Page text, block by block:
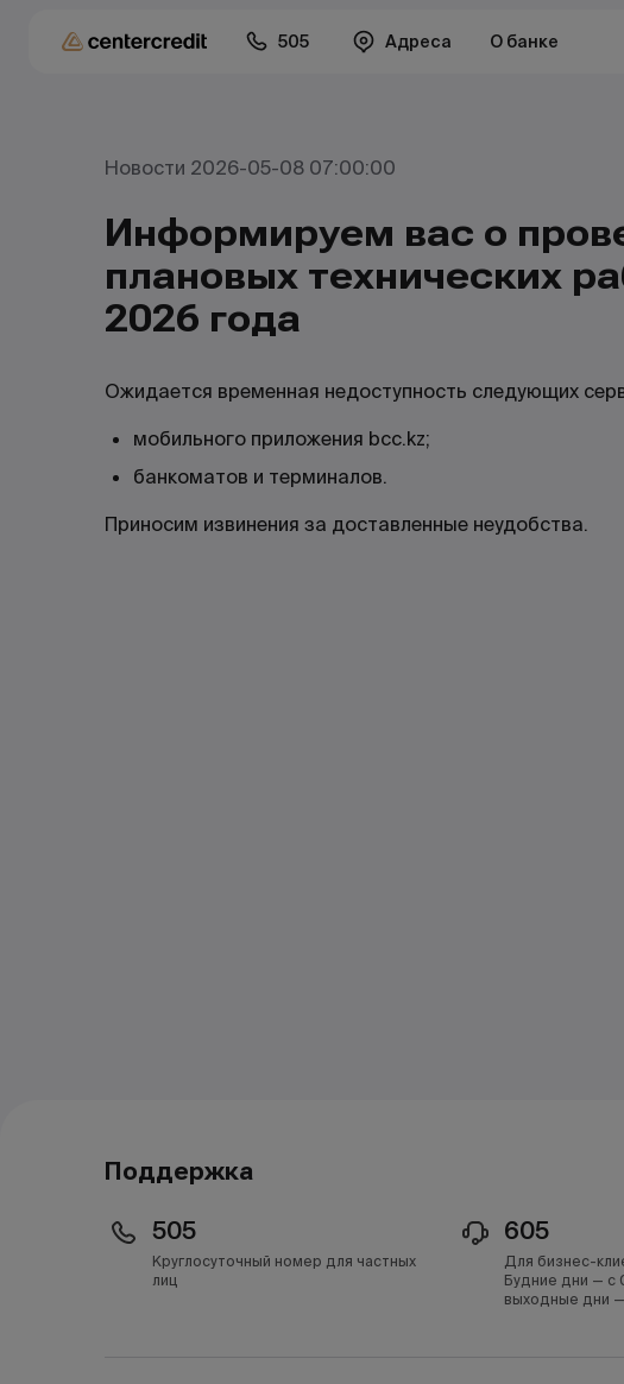
505 Адреса О банке
Новости 2026-05-08 07:00:00
Информируем вас о
плановых технических
2026 года
Ожидается временная недоступность следующих
мобильного приложения bcc.kz;
банкоматов и терминалов.
Приносим извинения за доставленные неудобства.
Поддержка
505
Круглосуточный номер для частных
лиц
605
Для бизнес-
Будние дни —
выходные дни